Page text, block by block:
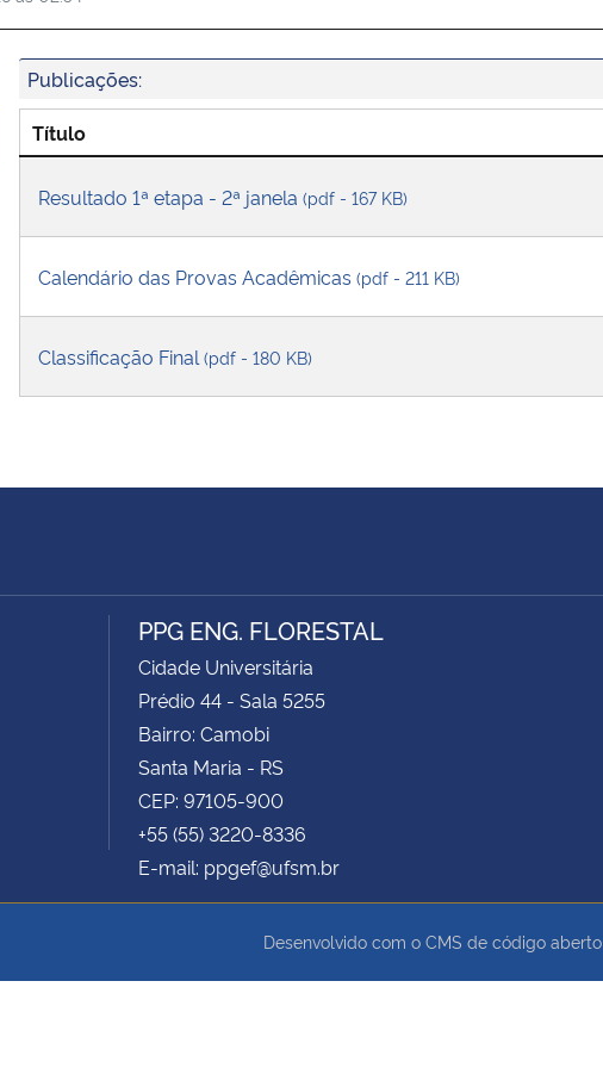
Publicações:
Título
Resultado 1ª etapa - 2ª janela (pdf - 167 KB)
Calendário das Provas Acadêmicas (pdf - 211 KB)
Classificação Final (pdf - 180 KB)
PPG ENG. FLORESTAL
Cidade Universitária
Prédio 44 - Sala 5255
Bairro: Camobi
Santa Maria - RS
CEP: 97105-900
+55 (55) 3220-8336
E-mail: ppgef@ufsm.br
Desenvolvido com o CMS de código aberto